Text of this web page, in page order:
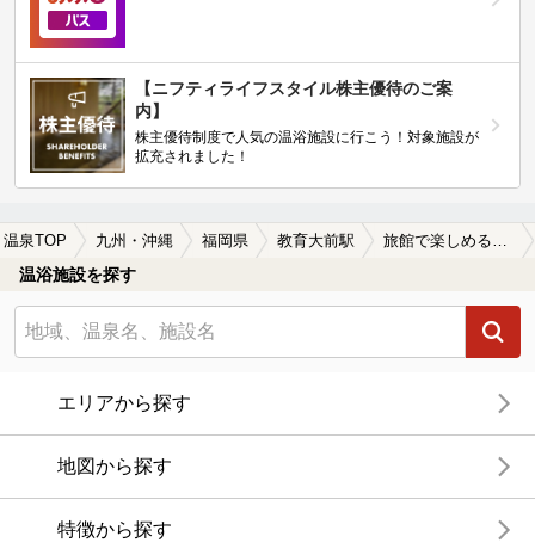
【ニフティライフスタイル株主優待のご案
内】
株主優待制度で人気の温浴施設に行こう！対象施設が
拡充されました！
温泉TOP 九州・沖縄 福岡県 教育大前駅 旅館で楽しめる教育大前駅近くの温泉、日帰り温泉、スーパー銭湯おすすめ
温浴施設を探す
エリアから探す
地図から探す
特徴から探す